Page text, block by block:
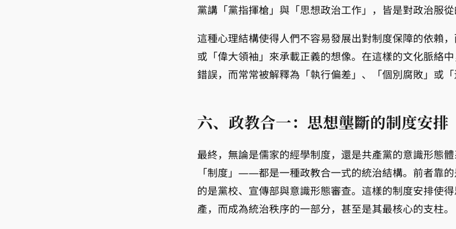
黨講「黨指揮槍」與「思想政治工作」，皆是對政治服從
這種心理結構使得人們不容易發展出對制度保障的依賴
或「偉大領袖」來承載正義的想像。在這樣的文化脈絡
錯誤，而常常被解釋為「執行偏差」、「個別腐敗」或「
六、政教合一：思想壟斷的制度安排
最終，無論是儒家的經學制度，還是共產黨的意識形態
「制度」——都是一種政教合一式的統治結構。前者靠
的是黨校、宣傳部與意識形態審查。這樣的制度安排使
產，而成為統治秩序的一部分，甚至是其最核心的支柱。